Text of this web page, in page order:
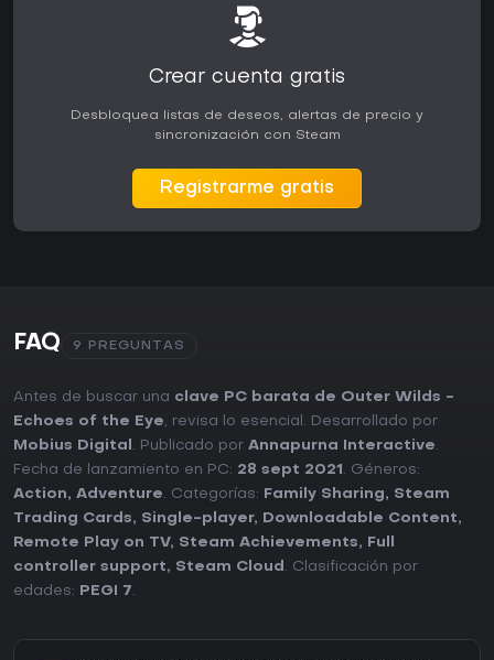
Crear cuenta gratis
Desbloquea listas de deseos, alertas de precio y
sincronización con Steam
Registrarme gratis
FAQ 9 PREGUNTAS
Antes de buscar una clave PC barata de Outer Wilds -
Echoes of the Eye, revisa lo esencial. Desarrollado por
Mobius Digital . Publicado por Annapurna Interactive.
Fecha de lanzamiento en PC: 28 sept 2021 . Géneros:
Action, Adventure. Categorías: Family Sharing, Steam
Trading Cards, Single-player, Downloadable Content,
Remote Play on TV, Steam Achievements,
Full
controller support, Steam Cloud . Clasificación por
edades:
PEGI 7.